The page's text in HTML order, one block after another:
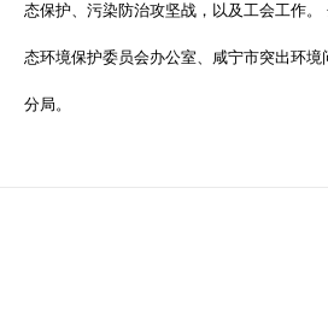
态保护、污染防治攻坚战，以及工会工作
态环境保护委员会办公室、咸宁市突出环
分局。